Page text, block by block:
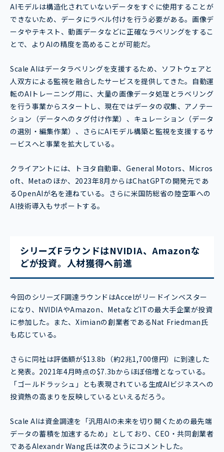
AIモデルは構造化されていないデータをすぐに使用することが
できないため、データにラベル付けを行う必要がある。画像デ
ータやテキスト、動画データなどに正確なラベリングをするこ
とで、よりAIの精度を高めることが可能だ。
Scale AIはデータラベリングを支援するため、ソフトウェアと
人双方による監視を融合したサービスを提供してきた。自動運
転のAIトレーニング用に、大量の画像データ処理とラベリング
を行う事業からスタートし、現在ではデータの収集、アノテー
ション（データへのタグ付け作業）、キュレーション（データ
の選別・編集作業）、さらにAIモデル構築と監視を支援するサ
ービスへと事業を拡大している。
クライアントには、トヨタ自動車、General Motors、Micros
oft、Metaのほか、2023年8月からはChatGPTの開発元であ
るOpenAIが名を連ねている。さらに米国防総省の陸空軍への
AI技術導入もサポートする。
シリーズFラウンドはNVIDIA、Amazonな
どが投資。人材獲得へ前進
今回のシリーズF調達ラウンドはAccelがリードインベスター
になり、NVIDIAやAmazon、MetaなどITの最大手企業が投資
に参加した。また、Ximianの創業者であるNat Friedman氏
も応じている。
さらに同社は評価額が$13.8b（約2兆1,700億円）に到達した
と発表。2021年4月時点の$7.3bからほぼ倍増となっている。
「ゴールドラッシュ」とも表現されている生成AIビジネスへの
投資熱の高まりを反映しているといえるだろう。
Scale AIは資金調達を「汎用AIの未来を切り開くための最先端
データの蓄積を加速するため」としており、CEO・共同創業者
であるAlexandr Wang氏は次のようにコメントした。